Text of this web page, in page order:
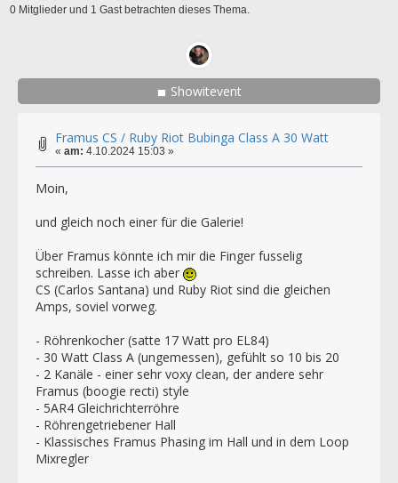
0 Mitglieder und 1 Gast betrachten dieses Thema.
Showitevent
Framus CS / Ruby Riot Bubinga Class A 30 Watt
« am: 4.10.2024 15:03 »
Moin,
und gleich noch einer für die Galerie!
Über Framus könnte ich mir die Finger fusselig
schreiben. Lasse ich aber
CS (Carlos Santana) und Ruby Riot sind die gleichen
Amps, soviel vorweg.
- Röhrenkocher (satte 17 Watt pro EL84)
- 30 Watt Class A (ungemessen), gefühlt so 10 bis 20
- 2 Kanäle - einer sehr voxy clean, der andere sehr
Framus (boogie recti) style
- 5AR4 Gleichrichterröhre
- Röhrengetriebener Hall
- Klassisches Framus Phasing im Hall und in dem Loop
Mixregler